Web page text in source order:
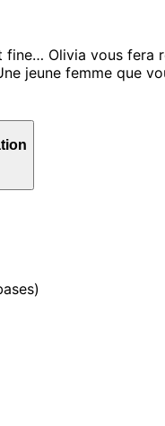
fine… Olivia vous fera
jeune femme que